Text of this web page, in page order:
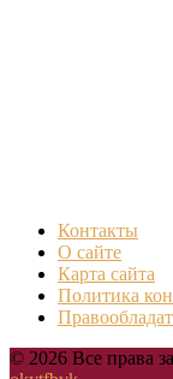
Контакты
О сайте
Карта сайта
Политика
© 2026 Все права